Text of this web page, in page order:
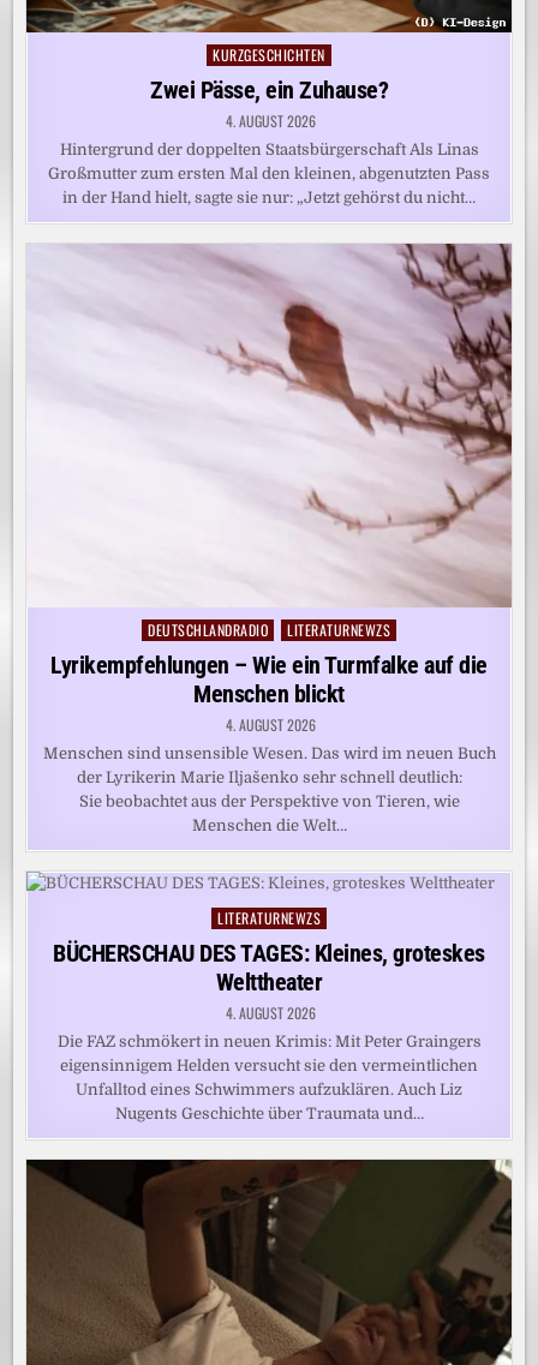
Posted
in
KURZGESCHICHTEN
Zwei Pässe, ein Zuhause?
4. AUGUST 2026
Hintergrund der doppelten Staatsbürgerschaft Als Linas
Großmutter zum ersten Mal den kleinen, abgenutzten Pass
in der Hand hielt, sagte sie nur: „Jetzt gehörst du nicht…
Posted
in
DEUTSCHLANDRADIO LITERATURNEWZS
Lyrikempfehlungen – Wie ein Turmfalke auf die
Menschen blickt
4. AUGUST 2026
Menschen sind unsensible Wesen. Das wird im neuen Buch
der Lyrikerin Marie Iljašenko sehr schnell deutlich:
Sie beobachtet aus der Perspektive von Tieren, wie
Menschen die Welt…
Posted
in
LITERATURNEWZS
BÜCHERSCHAU DES TAGES: Kleines, groteskes
Welttheater
4. AUGUST 2026
Die FAZ schmökert in neuen Krimis: Mit Peter Graingers
eigensinnigem Helden versucht sie den vermeintlichen
Unfalltod eines Schwimmers aufzuklären. Auch Liz
Nugents Geschichte über Traumata und…